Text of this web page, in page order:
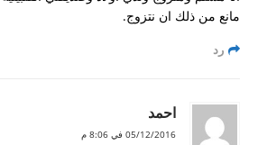
مانع من ذلك ان نتزوج.
رد
احمد
05/12/2016 في 8:06 م